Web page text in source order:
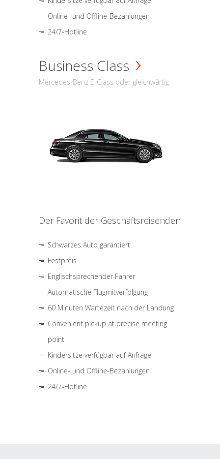
Online- und Offline-Bezahlungen
24/7-Hotline
Business Class
Mercedes-Benz E-Class oder gleichwärtig
Der Favorit der Geschäftsreisenden
Schwarzes Auto garantiert
Festpreis
Englischsprechender Fahrer
Automatische Flugmitverfolgung
60 Minuten Wartezeit nach der Landung
Convenient pickup at precise meeting
point
Kindersitze verfügbar auf Anfrage
Online- und Offline-Bezahlungen
24/7-Hotline